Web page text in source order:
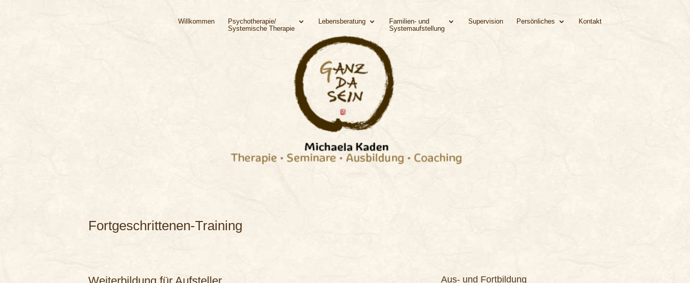
Willkommen
Psychotherapie/
Systemische Therapie
Lebensberatung
Familien- und
Systemaufstellung
Supervision Persönliches Kontakt
Fortgeschrittenen-Training
Aus- und Fortbildung